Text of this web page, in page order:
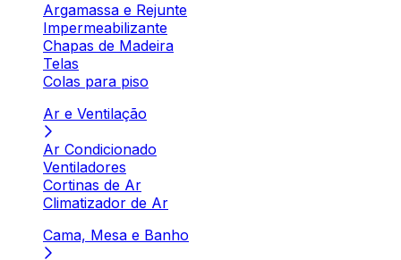
Argamassa e Rejunte
Impermeabilizante
Chapas de Madeira
Telas
Colas para piso
Ar e Ventilação
Ar Condicionado
Ventiladores
Cortinas de Ar
Climatizador de Ar
Cama, Mesa e Banho